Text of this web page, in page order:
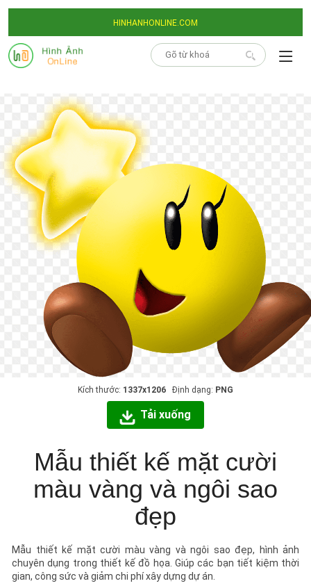
HINHANHONLINE.COM
Kích thước: 1337x1206 Định dạng: PNG
Tải xuống
Mẫu thiết kế mặt cười
màu vàng và ngôi sao
đẹp
Mẫu thiết kế mặt cười màu vàng và ngôi sao đẹp, hình ảnh
chuyên dụng trong thiết kế đồ họa. Giúp các bạn tiết kiệm thời
gian, công sức và giảm chi phí xây dựng dự án.